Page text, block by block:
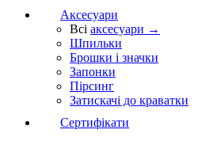
Аксесуари
Всі аксесуари →
Шпильки
Брошки і значки
Запонки
Пірсинг
Затискачі до краватки
Сертифікати